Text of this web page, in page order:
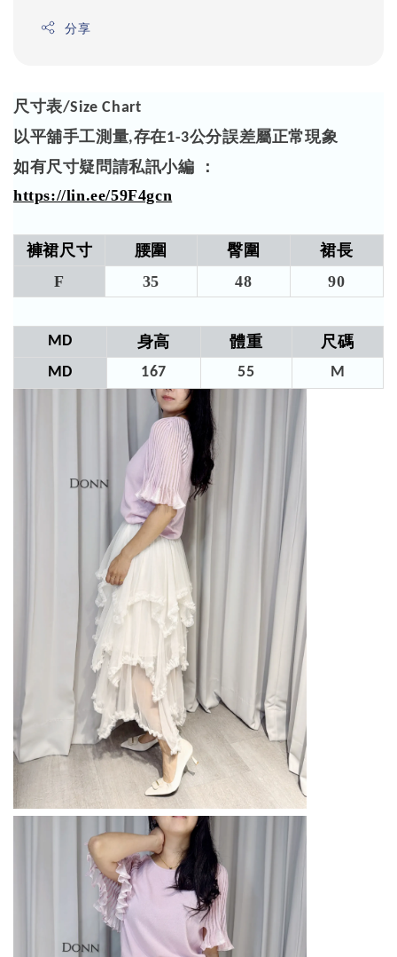
分享
尺寸表/Size Chart
以平舖手工測量,存在1-3公分誤差屬正常現象
如有尺寸疑問請私訊小編 ：
https://lin.ee/59F4gcn
褲裙尺寸 腰圍​ 臀圍
裙長
F
35 48 90​
MD 身高 體重 尺碼
MD 167 55 M